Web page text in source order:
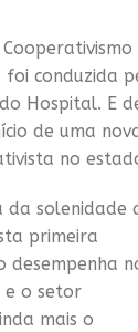
foi conduzida
Hospital. E
de uma
no
da solenidade
primeira
desempenha
e o setor
mais o